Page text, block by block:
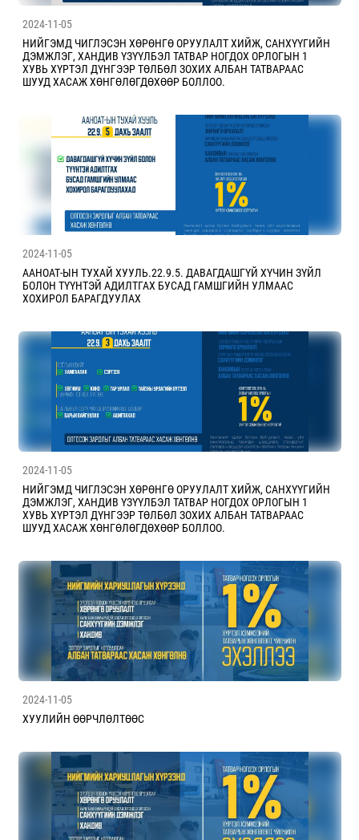
2024-11-05
НИЙГЭМД ЧИГЛЭСЭН ХӨРӨНГӨ ОРУУЛАЛТ ХИЙЖ, САНХҮҮГИЙН
ДЭМЖЛЭГ, ХАНДИВ ҮЗҮҮЛБЭЛ ТАТВАР НОГДОХ ОРЛОГЫН 1
ХУВЬ ХҮРТЭЛ ДҮНГЭЭР ТӨЛБӨЛ ЗОХИХ АЛБАН ТАТВАРААС
ШУУД ХАСАЖ ХӨНГӨЛӨГДӨХӨӨР БОЛЛОО.
2024-11-05
ААНОАТ-ЫН ТУХАЙ ХУУЛЬ.22.9.5. ДАВАГДАШГҮЙ ХҮЧИН ЗҮЙЛ
БОЛОН ТҮҮНТЭЙ АДИЛТГАХ БУСАД ГАМШГИЙН УЛМААС
ХОХИРОЛ БАРАГДУУЛАХ
2024-11-05
НИЙГЭМД ЧИГЛЭСЭН ХӨРӨНГӨ ОРУУЛАЛТ ХИЙЖ, САНХҮҮГИЙН
ДЭМЖЛЭГ, ХАНДИВ ҮЗҮҮЛБЭЛ ТАТВАР НОГДОХ ОРЛОГЫН 1
ХУВЬ ХҮРТЭЛ ДҮНГЭЭР ТӨЛБӨЛ ЗОХИХ АЛБАН ТАТВАРААС
ШУУД ХАСАЖ ХӨНГӨЛӨГДӨХӨӨР БОЛЛОО.
2024-11-05
ХУУЛИЙН ӨӨРЧЛӨЛТӨӨС